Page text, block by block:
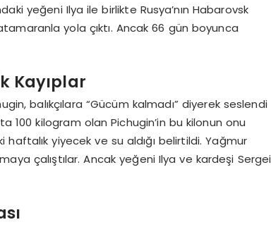
yeğeni Ilya ile birlikte Rusya’nın Habarovsk
yola çıktı. Ancak 66 gün boyunca
Kayıplar
balıkçılara “Gücüm kalmadı” diyerek seslendi
100 kilogram olan Pichugin’in bu kilonun onu
yiyecek ve su aldığı belirtildi. Yağmur
çalıştılar. Ancak yeğeni Ilya ve kardeşi Sergei